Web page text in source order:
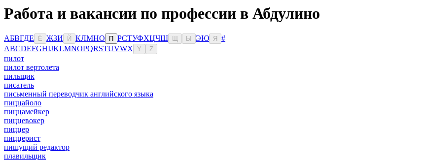
Работа и вакансии по профессии в Абдулино
АБВГДЕ Ё ЖЗИ Й КЛМНО П РСТУФХЦЧШ Ы ЭЮ Я
#
ABCDEFGHIJKLMNOPQRSTUVWX Y Z
пилот
пилот вертолета
пильщик
писатель
письменный переводчик английского языка
пиццайоло
пиццамейкер
пиццевокер
пиццер
пиццерист
пишущий редактор
плавильщик